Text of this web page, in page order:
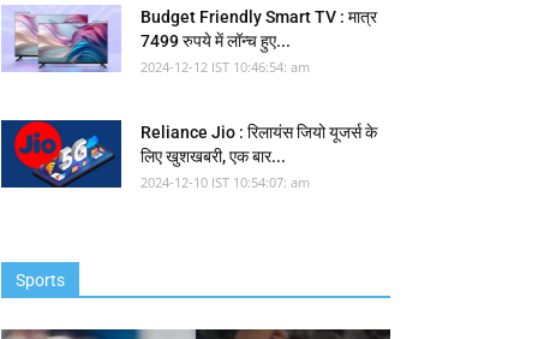
Budget Friendly Smart TV : मात्र
7499 रुपये में लॉन्च हुए...
2024-12-12 IST 10:46:54: am
Reliance Jio : रिलायंस जियो यूजर्स के
लिए खुशखबरी, एक बार...
2024-12-10 IST 10:54:07: am
Sports